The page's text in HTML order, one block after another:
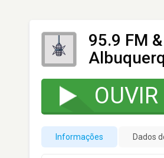
95.9 FM
OUVIR
Informações Dados